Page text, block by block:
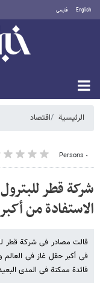
English فارسی
الرئيسية اقتصاد
٠ Persons
شرکة قطر
الاستفادة من
قالت مصادر فی شرکة قطر
فی أکبر حقل غاز فی العالم
فائدة ممکنة فی المدى